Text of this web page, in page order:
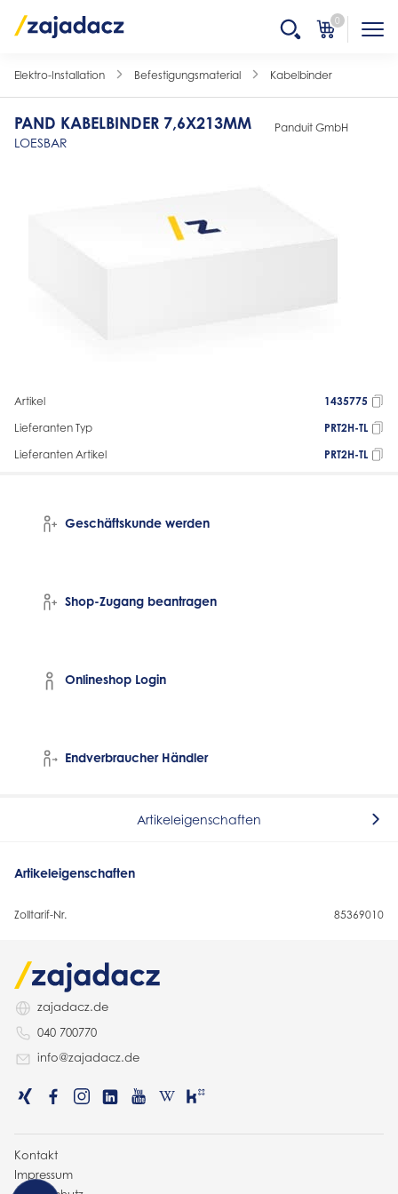
0
Elektro-Installation Befestigungsmaterial Kabelbinder
PAND KABELBINDER 7,6X213MM
LOESBAR
Panduit GmbH
Artikel
1435775
Lieferanten Typ
PRT2H-TL
Lieferanten Artikel
PRT2H-TL
Artikeleigenschaften
Artikeleigenschaften
Zolltarif-Nr. 85369010
Geschäftskunde werden
Shop-Zugang beantragen
Onlineshop Login
Endverbraucher Händler
zajadacz.de
040 700770
info@zajadacz.de
Kontakt
Impressum